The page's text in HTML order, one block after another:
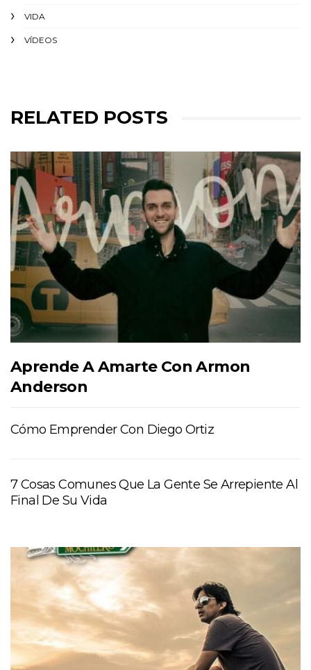
VIDA
VÍDEOS
RELATED POSTS
Aprende A Amarte Con Armon
Anderson
Cómo Emprender Con Diego Ortiz
7 Cosas Comunes Que La Gente Se Arrepiente Al
Final De Su Vida